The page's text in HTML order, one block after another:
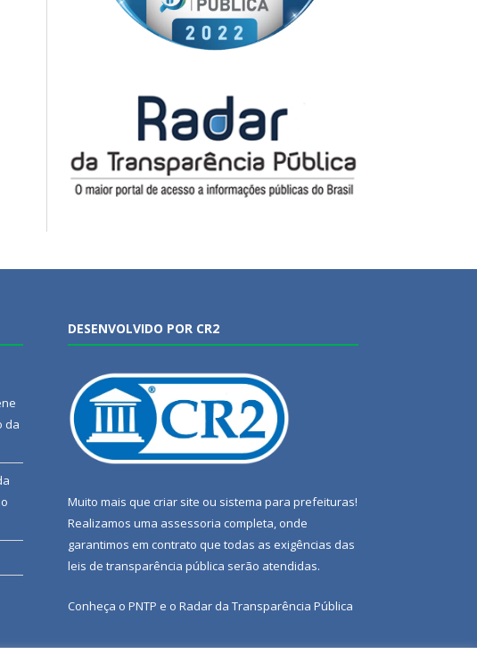
da
DESENVOLVIDO POR CR2
Muito mais que criar site ou sistema para prefeituras!
Realizamos uma assessoria completa, onde
garantimos em contrato que todas as exigências das
leis de transparência pública serão atendidas.
Conheça o PNTP e o Radar da Transparência Pública